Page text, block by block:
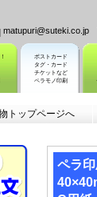
ポストカード
タグ・カード
チケットなど
ペラモノ印刷
トップページへ
ペラ